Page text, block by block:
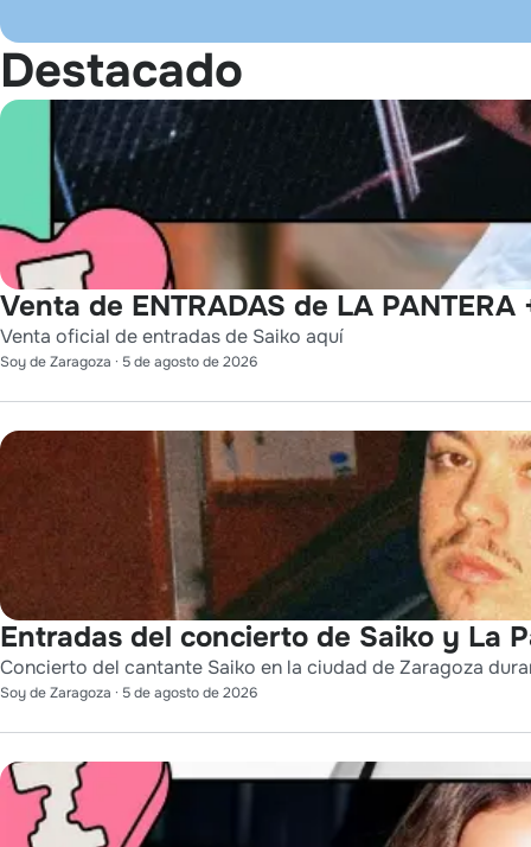
Destacado
Venta de ENTRADAS de LA
Venta oficial de entradas de Saiko aquí
Soy de Zaragoza · 5 de agosto de 2026
Entradas del concierto de Saiko y La
Concierto del cantante Saiko en la ciudad de Zaragoza
Soy de Zaragoza · 5 de agosto de 2026